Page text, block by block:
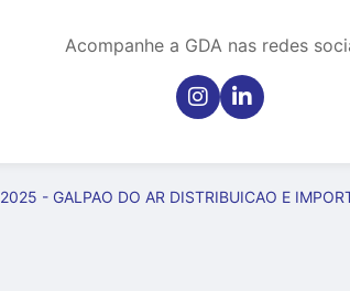
Acompanhe a GDA nas redes
2025 - GALPAO DO AR DISTRIBUICAO E